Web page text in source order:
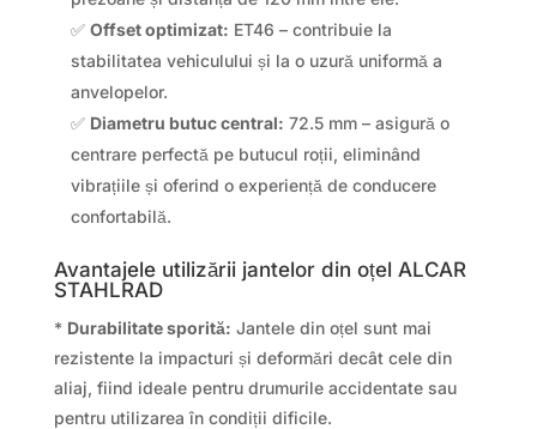
✅ Offset optimizat: ET46 – contribuie la
stabilitatea vehiculului și la o uzură uniformă a
anvelopelor.
✅ Diametru butuc central: 72.5 mm – asigură o
centrare perfectă pe butucul roții, eliminând
vibrațiile și oferind o experiență de conducere
confortabilă.
Avantajele utilizării jantelor din oțel ALCAR
STAHLRAD
* Durabilitate sporită: Jantele din oțel sunt mai
rezistente la impacturi și deformări decât cele din
aliaj, fiind ideale pentru drumurile accidentate sau
pentru utilizarea în condiții dificile.